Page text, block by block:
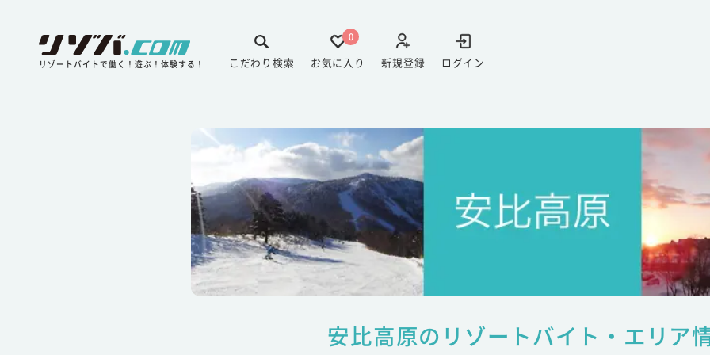
リゾートバイトで働く！遊ぶ！体験する！ ログイン
新規登録
0
お気に入り
こだわり検索
安比高原のリゾートバイト・エリア